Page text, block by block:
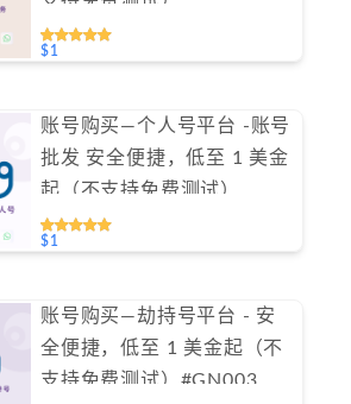
$1
账号购买—个人号平台 -账号
批发 安全便捷，低至 1 美金
起（不支持免费测试）
$1
账号购买—劫持号平台 - 安
全便捷，低至 1 美金起（不
支持免费测试）#GN003